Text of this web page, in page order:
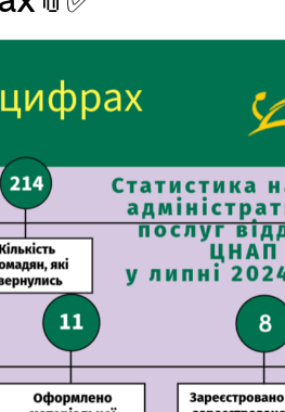
Дайджест Реєстру збитків для
України: Питання та відповіді
Категорії заяв для подання до